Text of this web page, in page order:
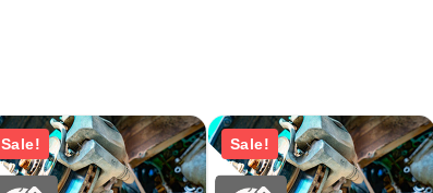
Sale! Sale!